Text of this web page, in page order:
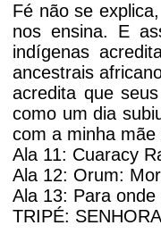
Fé não se
nos ensina. E
indígenas
ancestrais
acredita que
como um dia
com a minha
Ala 11: Cuaracy
Ala 12: Orum:
Ala 13: Para onde
TRIPÉ: